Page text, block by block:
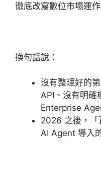
徹底改寫數位市場運作
換句話說：
沒有整理好的
API、沒有明確
Enterprise
2026 之後，「
AI Agent 導入